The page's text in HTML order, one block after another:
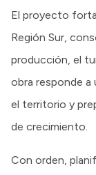
El proyecto
Región Sur,
producción, el
obra responde a
el territorio y
de crecimiento.
Con orden,